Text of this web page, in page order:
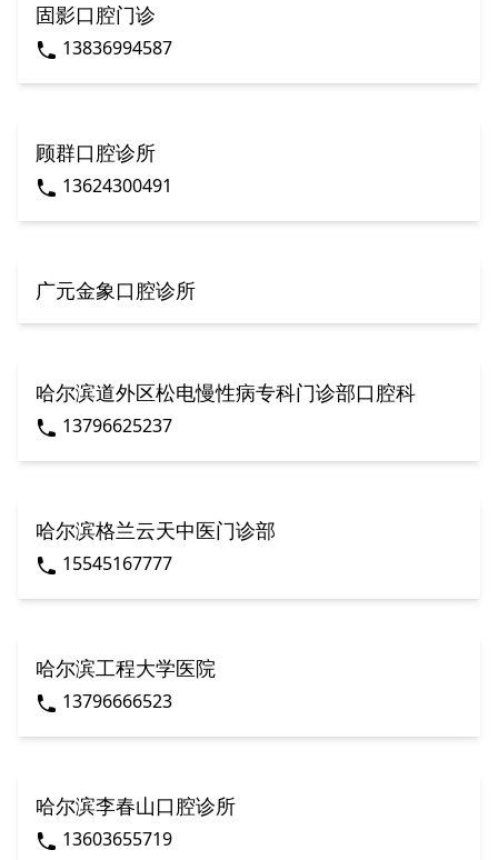
固影口腔门诊
13836994587
顾群口腔诊所
13624300491
广元金象口腔诊所
哈尔滨道外区松电慢性病专科门诊部口腔科
13796625237
哈尔滨格兰云天中医门诊部
15545167777
哈尔滨工程大学医院
13796666523
哈尔滨李春山口腔诊所
13603655719